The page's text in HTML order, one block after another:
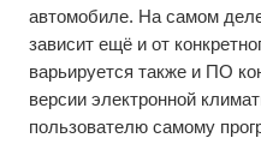
автомобиле. На самом
зависит ещё и от
варьируется также и ПО
версии электронной
пользователю самому